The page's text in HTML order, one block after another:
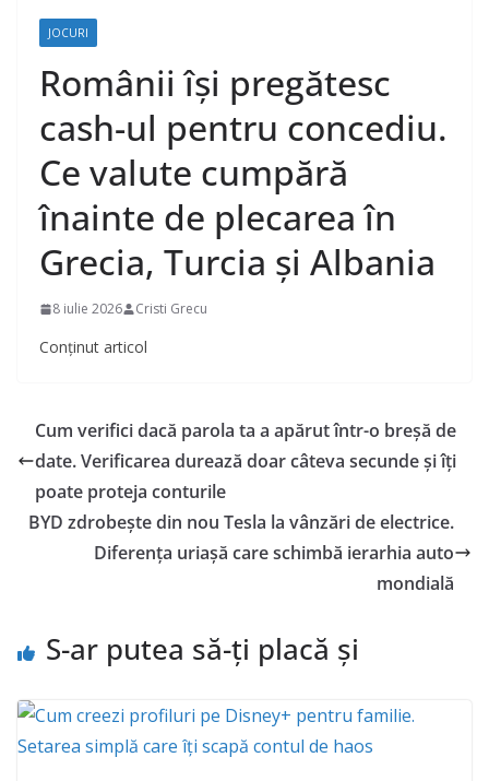
JOCURI
Românii își pregătesc
cash-ul pentru concediu.
Ce valute cumpără
înainte de plecarea în
Grecia, Turcia și Albania
8 iulie 2026 Cristi Grecu
Conținut articol
Cum verifici dacă parola ta a apărut într-o breșă de
date. Verificarea durează doar câteva secunde și îți
poate proteja conturile
BYD zdrobește din nou Tesla la vânzări de electrice.
Diferența uriașă care schimbă ierarhia auto
mondială
S-ar putea să-ți placă și